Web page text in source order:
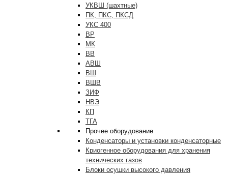
УКВШ (шахтные)
ПК, ПКС, ПКСД
УКС 400
ВР
МК
ВВ
АВШ
ВШ
ВШВ
ЗИФ
НВЭ
КП
ТГА
Прочее оборудование
Конденсаторы и установки конденсаторные
Криогенное оборудования для хранения
технических газов
Блоки осушки высокого давления